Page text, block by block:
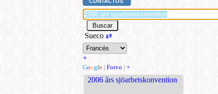
Sueco ⇄
+
Google | Forvo | +
2006 års sjöarbetskonvention